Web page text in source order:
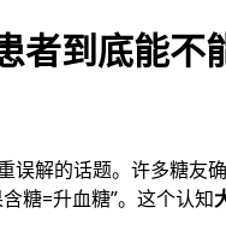
者到底能不
误解的话题。许多糖友
糖=升血糖”。这个认知